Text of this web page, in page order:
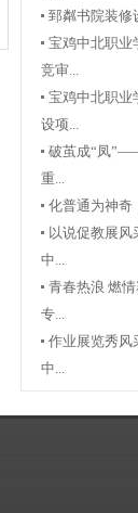
郅粼书院装修
宝鸡中北职业
竞审...
宝鸡中北职业
设项...
破茧成“凤
重...
化普通为神奇
以说促教展
中...
青春热浪 燃
专...
作业展览秀
中...